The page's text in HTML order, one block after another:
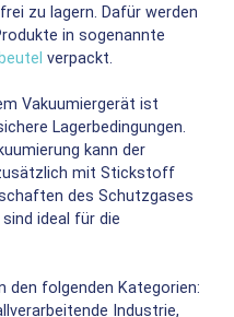
zu lagern. Dafür werden
in sogenannte
verpackt.
Vakuumiergerät ist
Lagerbedingungen.
kann der
mit Stickstoff
des Schutzgases
ideal für die
den folgenden Kategorien:
Industrie,